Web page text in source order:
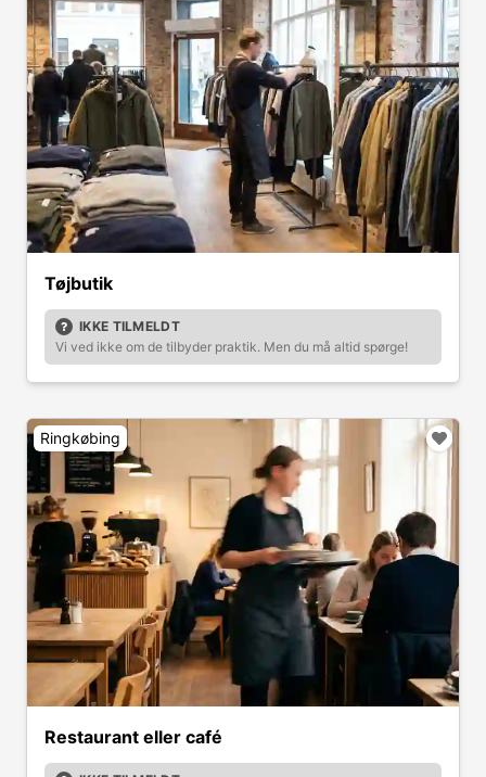
Tøjbutik
IKKE TILMELDT
Vi ved ikke om de tilbyder praktik. Men du må altid spørge!
Ringkøbing
Restaurant eller café